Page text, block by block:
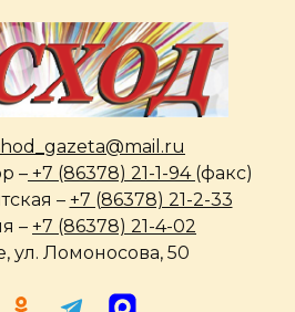
– +7 (86378) 21-1-94 (факс)
– +7 (86378) 21-2-33
– +7 (86378) 21-4-02
ул. Ломоносова, 50